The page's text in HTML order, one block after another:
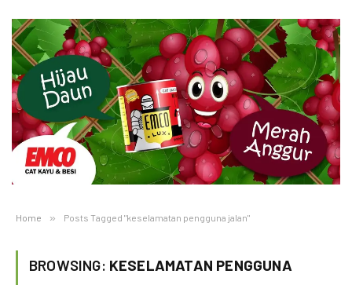
Home » Posts Tagged "keselamatan pengguna jalan"
BROWSING: KESELAMATAN PENGGUNA